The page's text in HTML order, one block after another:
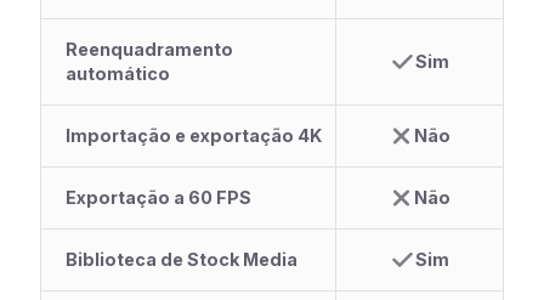
Reenquadramento
automático
Sim
Importação e exportação 4K Não
Exportação a 60 FPS Não
Biblioteca de Stock Media Sim